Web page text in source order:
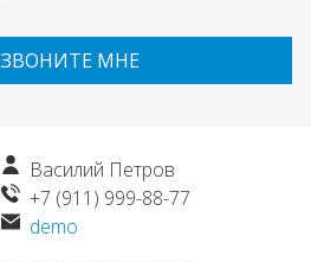
МНЕ
Василий Петров
+7 (911) 999-88-77
demo